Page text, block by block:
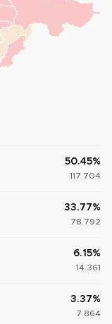
50.45%
117.704
33.77%
78.792
6.15%
14.361
3.37%
7.864